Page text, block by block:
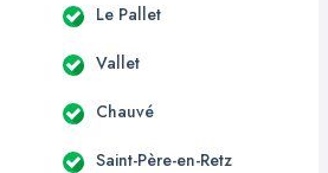
Le Pallet
Vallet
Chauvé
Saint-Père-en-Retz